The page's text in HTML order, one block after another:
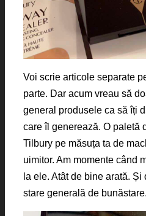
Voi scrie articole separate
parte. Dar acum vreau să
general produsele ca să îți
care îl generează. O paletă
Tilbury pe măsuța ta de
uimitor. Am momente când
la ele. Atât de bine arată.
stare generală de bunăstare.